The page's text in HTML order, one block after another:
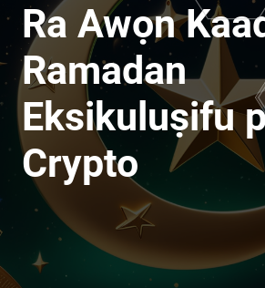
Ra Awọn
Ramadan
Eksikuluṣifu
Crypto